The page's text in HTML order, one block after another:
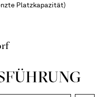
Platzkapazität)